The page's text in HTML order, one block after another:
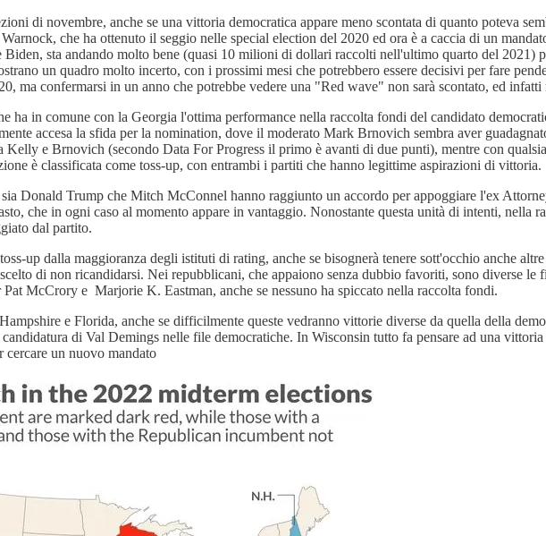
di novembre, anche se una vittoria democratica appare meno scontata di quanto poteva
che ha ottenuto il seggio nelle special election del 2020 ed ora è a caccia di un
sta andando molto bene (quasi 10 milioni di dollari raccolti nell'ultimo quarto del 2021)
un quadro molto incerto, con i prossimi mesi che potrebbero essere decisivi per fare
ma confermarsi in un anno che potrebbe vedere una "Red wave" non sarà scontato, ed
ha in comune con la Georgia l'ottima performance nella raccolta fondi del candidato
accesa la sfida per la nomination, dove il moderato Mark Brnovich sembra aver
e Brnovich (secondo Data For Progress il primo è avanti di due punti), mentre con
è classificata come toss-up, con entrambi i partiti che hanno legittime aspirazioni di vittoria.
Donald Trump che Mitch McConnel hanno raggiunto un accordo per appoggiare l'ex
che in ogni caso al momento appare in vantaggio. Nonostante questa unità di intenti, nella
dal partito.
up dalla maggioranza degli istituti di rating, anche se bisognerà tenere sott'occhio anche
di non ricandidarsi. Nei repubblicani, che appaiono senza dubbio favoriti, sono diverse
McCrory e Marjorie K. Eastman, anche se nessuno ha spiccato nella raccolta fondi.
e Florida, anche se difficilmente queste vedranno vittorie diverse da quella della
di Val Demings nelle file democratiche. In Wisconsin tutto fa pensare ad una
cercare un nuovo mandato